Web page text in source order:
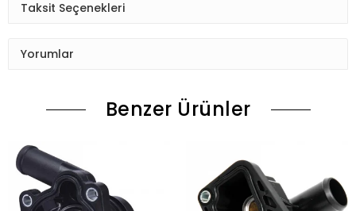
Taksit Seçenekleri
Yorumlar
Benzer Ürünler